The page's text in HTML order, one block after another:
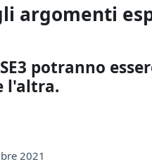
argomenti
potranno
l'altra.
2021